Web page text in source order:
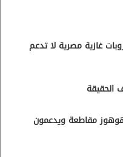
غازية مصرية لا تدعم
مقاطعة ويدعمون